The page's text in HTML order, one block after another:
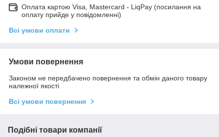
Оплата картою Visa, Mastercard - LiqPay (посилання на
оплату прийде у повідомленні)
Всі умови оплати
Умови повернення
Законом не передбачено повернення та обмін даного товару
належної якості
Всі умови повернення
Подібні товари компанії